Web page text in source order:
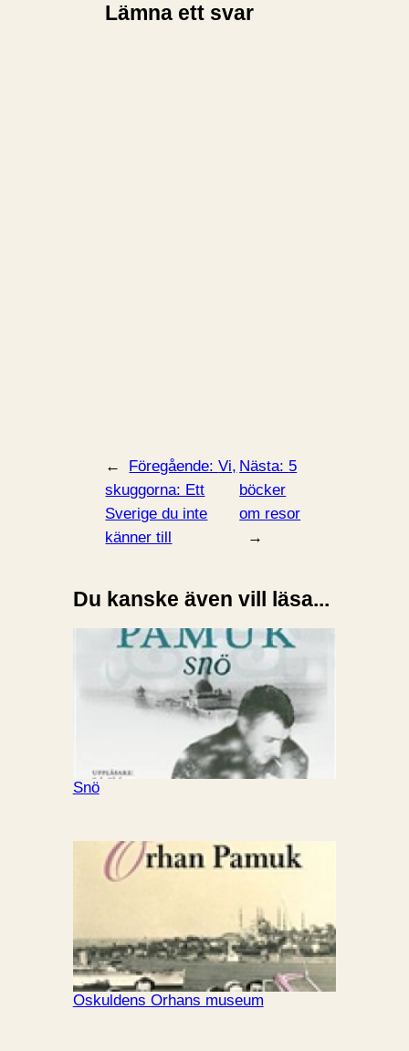
Lämna ett svar
← Föregående:Vi,
skuggorna: Ett
Sverige du inte
känner till
Nästa: 5
böcker
om resor
→
Du kanske även vill läsa...
Snö
Oskuldens Orhans museum